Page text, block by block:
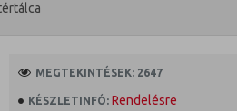
KÉSZLETINFÓ: Rendelésre
MEGTEKINTÉSEK: 2647